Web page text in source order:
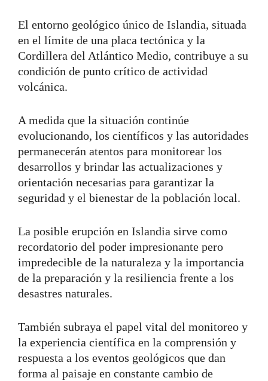
El entorno geológico único de Islandia, situada
en el límite de una placa tectónica y la
Cordillera del Atlántico Medio, contribuye a su
condición de punto crítico de actividad
volcánica.
A medida que la situación continúe
evolucionando, los científicos y las autoridades
permanecerán atentos para monitorear los
desarrollos y brindar las actualizaciones y
orientación necesarias para garantizar la
seguridad y el bienestar de la población local.
La posible erupción en Islandia sirve como
recordatorio del poder impresionante pero
impredecible de la naturaleza y la importancia
de la preparación y la resiliencia frente a los
desastres naturales.
También subraya el papel vital del monitoreo y
la experiencia científica en la comprensión y
respuesta a los eventos geológicos que dan
forma al paisaje en constante cambio de